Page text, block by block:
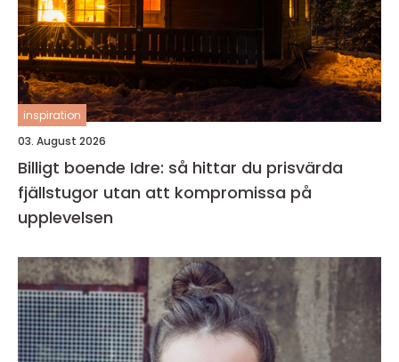
inspiration
03. August 2026
Billigt boende Idre: så hittar du prisvärda
fjällstugor utan att kompromissa på
upplevelsen